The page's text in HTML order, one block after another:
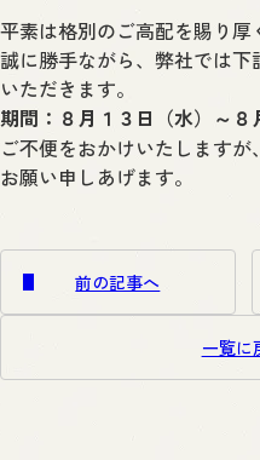
平素は格別のご高配を賜り厚
誠に勝手ながら、弊社では
いただきます。
期間：８月１３日（水）～８
ご不便をおかけいたします
お願い申しあげます。
前の記事へ
一覧に